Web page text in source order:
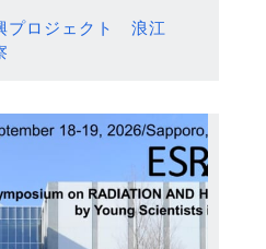
プロジェクト 浪江